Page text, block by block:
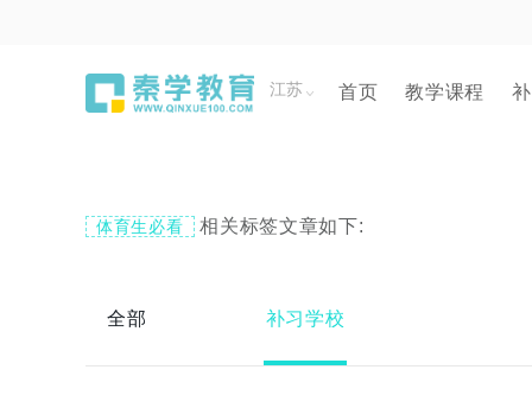
江苏 首页 教学课程
体育生必看 相关标签文章如下:
全部 补习学校